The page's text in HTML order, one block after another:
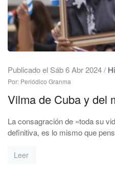
Publicado el Sáb 6 Abr 2024/
Por: Periódico Granma
Vilma de Cuba y del
La consagración de «toda su
definitiva, es lo mismo que
Leer